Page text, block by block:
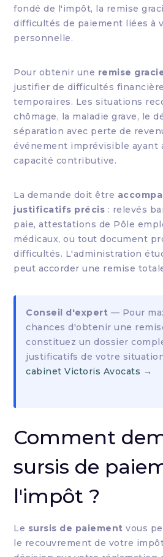
fondé de l'impôt, la remise
difficultés de paiement liées à
personnelle.
Pour obtenir une remise
justifier de difficultés
temporaires. Les situations
chômage, la maladie grave, le
séparation avec perte de
événement imprévisible ayant
capacité contributive.
La demande doit être
justificatifs précis : relevés
paie, attestations de Pôle
médicaux, ou tout document
difficultés. L'administration
peut accorder une remise
Conseil d'expert — Pour
chances d'obtenir une
constituez un dossier
justificatifs de votre
cabinet Victoris Avocats →
Comment
sursis de
l'impôt ?
Le sursis de paiement vous
le recouvrement de votre